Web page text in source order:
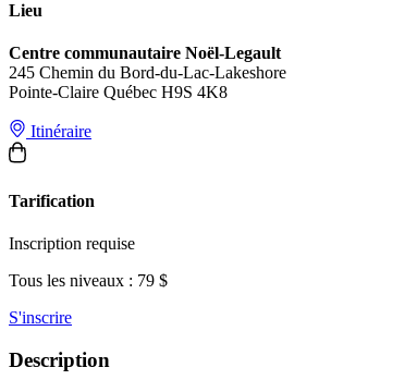
Lieu
Centre communautaire Noël-Legault
245 Chemin du Bord-du-Lac-Lakeshore
Pointe-Claire Québec H9S 4K8
Itinéraire
Tarification
Inscription requise
Tous les niveaux : 79 $
S'inscrire
Description